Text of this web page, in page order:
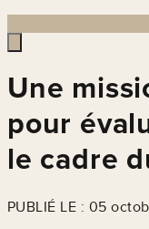
Une
pour
le cadre
PUBLIÉ LE : 05